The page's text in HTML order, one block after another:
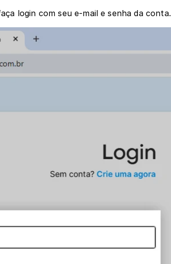
login com seu e-mail e senha da conta.